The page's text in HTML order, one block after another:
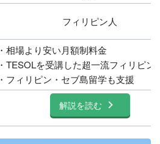
フィリピン人
・相場より安い月額制料金
・TESOLを受講した超一流フィリピン
・フィリピン・セブ島留学も支援
解説を読む